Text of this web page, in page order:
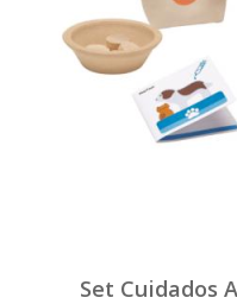
Set Cuidados